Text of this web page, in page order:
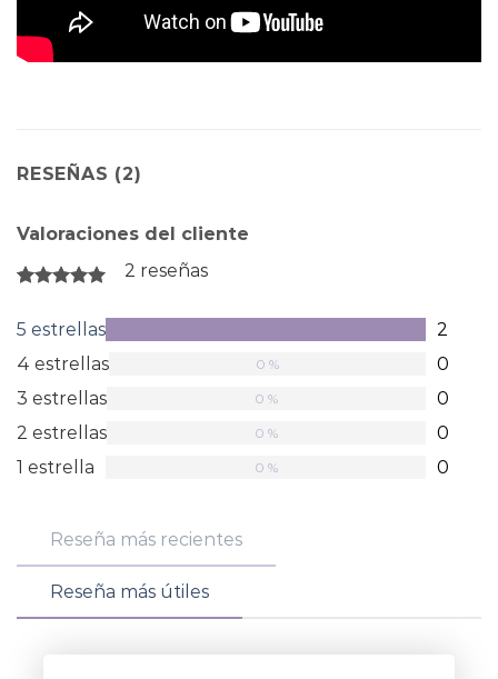
RESEÑAS (2)
Valoraciones del cliente
en
5
de
5
estrellas
2 reseñas
5 estrellas 2
4 estrellas 0
0 %
3 estrellas 0
0 %
2 estrellas 0
0 %
1 estrella 0
0 %
Reseña más recientes
Reseña más útiles